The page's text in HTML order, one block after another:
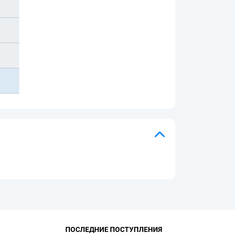
ПОСЛЕДНИЕ ПОСТУПЛЕНИЯ